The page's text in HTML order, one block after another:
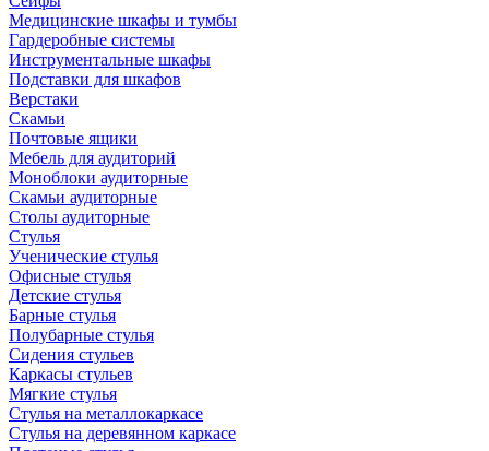
Медицинские шкафы и тумбы
Гардеробные системы
Инструментальные шкафы
Подставки для шкафов
Верстаки
Скамьи
Почтовые ящики
Мебель для аудиторий
Моноблоки аудиторные
Скамьи аудиторные
Столы аудиторные
Стулья
Ученические стулья
Офисные стулья
Детские стулья
Барные стулья
Полубарные стулья
Сидения стульев
Каркасы стульев
Мягкие стулья
Стулья на металлокаркасе
Стулья на деревянном каркасе